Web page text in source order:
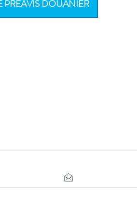
PRÉAVIS DOUANIER